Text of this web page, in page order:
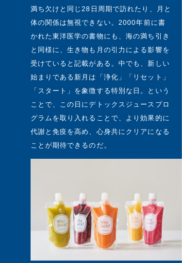
満ち欠けと同じ28日周期で訪れたり、月と
体の関係は無視できない。2000年前に書
かれた東洋医学の書物にも、海の満ち引き
と同様に、生き物も月の引力による影響を
受けていると記載がある。中でも、新しい
始まりである新月は「浄化」「リセット」
「スタート」を象徴する特別な日。という
ことで、この日にデトックスジュースプロ
グラムを取り入れることで、より効果的に
代謝と免疫を高め、心身共にクリアになる
ことが期待できるのだ。